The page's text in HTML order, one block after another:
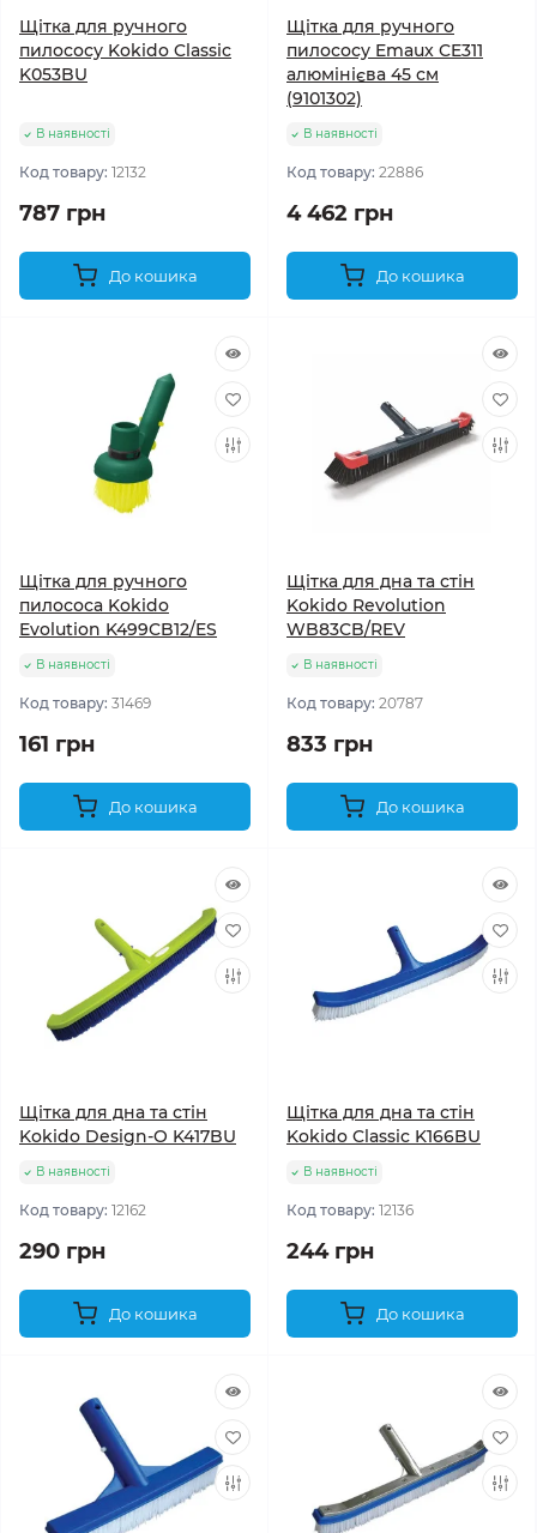
Щітка для ручного
пилососу Kokido Classic
K053BU
В наявності
Код товару: 12132
787 грн
До кошика
Щітка для ручного
пилососу Emaux CE311
алюмінієва 45 см
(9101302)
В наявності
Код товару: 22886
4 462 грн
До кошика
Щітка для ручного
пилососа Kokido
Evolution K499CB12/ES
В наявності
Код товару: 31469
161 грн
До кошика
Щітка для дна та стін
Kokido Revolution
WB83CB/REV
В наявності
Код товару: 20787
833 грн
До кошика
Щітка для дна та стін
Kokido Design-O K417BU
В наявності
Код товару: 12162
290 грн
До кошика
Щітка для дна та стін
Kokido Classic K166BU
В наявності
Код товару: 12136
244 грн
До кошика